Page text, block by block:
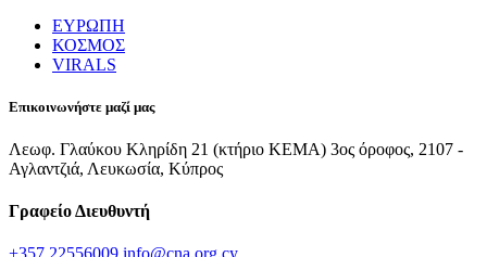
ΕΥΡΩΠΗ
ΚΟΣΜΟΣ
VIRALS
Επικοινωνήστε μαζί μας
Λεωφ. Γλαύκου Κληρίδη 21 (κτήριο ΚΕΜΑ) 3ος όροφος, 2107 -
Αγλαντζιά, Λευκωσία, Κύπρος
Γραφείο Διευθυντή